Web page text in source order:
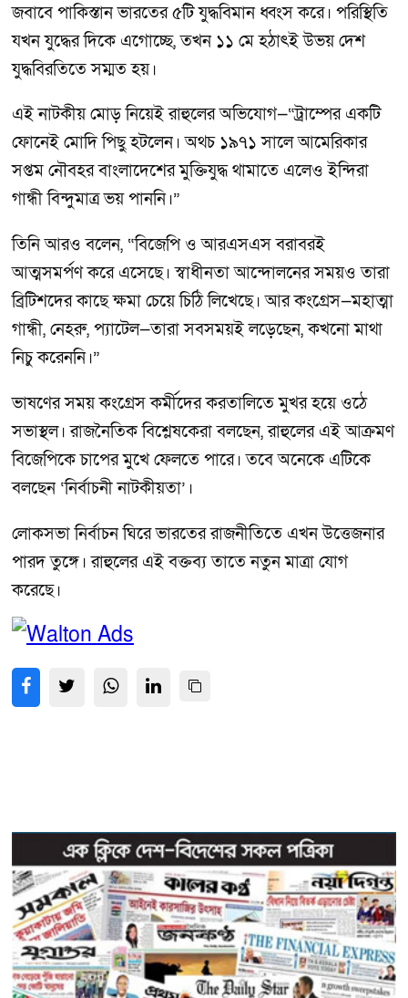
জবাবে পাকিস্তান ভারতের ৫টি যুদ্ধবিমান ধ্বংস করে। পরিস্থিতি
যখন যুদ্ধের দিকে এগোচ্ছে, তখন ১১ মে হঠাৎই উভয় দেশ
যুদ্ধবিরতিতে সম্মত হয়।
এই নাটকীয় মোড় নিয়েই রাহুলের অভিযোগ—“ট্রাম্পের একটি
ফোনেই মোদি পিছু হটলেন। অথচ ১৯৭১ সালে আমেরিকার
সপ্তম নৌবহর বাংলাদেশের মুক্তিযুদ্ধ থামাতে এলেও ইন্দিরা
গান্ধী বিন্দুমাত্র ভয় পাননি।”
তিনি আরও বলেন, “বিজেপি ও আরএসএস বরাবরই
আত্মসমর্পণ করে এসেছে। স্বাধীনতা আন্দোলনের সময়ও তারা
ব্রিটিশদের কাছে ক্ষমা চেয়ে চিঠি লিখেছে। আর কংগ্রেস—মহাত্মা
গান্ধী, নেহরু, প্যাটেল—তারা সবসময়ই লড়েছেন, কখনো মাথা
নিচু করেননি।”
ভাষণের সময় কংগ্রেস কর্মীদের করতালিতে মুখর হয়ে ওঠে
সভাস্থল। রাজনৈতিক বিশ্লেষকেরা বলছেন, রাহুলের এই আক্রমণ
বিজেপিকে চাপের মুখে ফেলতে পারে। তবে অনেকে এটিকে
বলছেন ‘নির্বাচনী নাটকীয়তা’।
লোকসভা নির্বাচন ঘিরে ভারতের রাজনীতিতে এখন উত্তেজনার
পারদ তুঙ্গে। রাহুলের এই বক্তব্য তাতে নতুন মাত্রা যোগ
করেছে।